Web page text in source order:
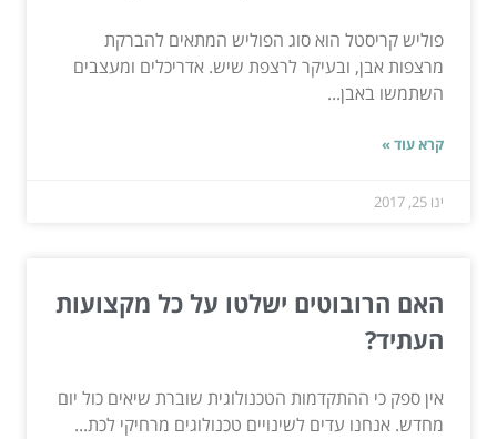
פוליש קריסטל הוא סוג הפוליש המתאים להברקת
מרצפות אבן, ובעיקר לרצפת שיש. אדריכלים ומעצבים
השתמשו באבן...
קרא עוד »
ינו 25, 2017
האם הרובוטים ישלטו על כל מקצועות
העתיד?
אין ספק כי ההתקדמות הטכנולוגית שוברת שיאים כול יום
מחדש. אנחנו עדים לשינויים טכנולוגים מרחיקי לכת...